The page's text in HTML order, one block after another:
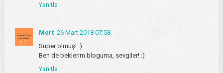
Yanıtla
Mert 26 Mart 2018 07:58
Süper olmuş! :)
Ben de beklerim bloguma, sevgiler! :)
Yanıtla